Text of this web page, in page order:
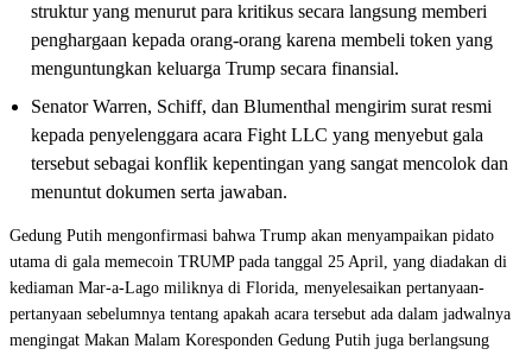
struktur yang menurut para kritikus secara langsung memberi
penghargaan kepada orang-orang karena membeli token yang
menguntungkan keluarga Trump secara finansial.
Senator Warren, Schiff, dan Blumenthal mengirim surat resmi
kepada penyelenggara acara Fight LLC yang menyebut gala
tersebut sebagai konflik kepentingan yang sangat mencolok dan
menuntut dokumen serta jawaban.
Gedung Putih mengonfirmasi bahwa Trump akan menyampaikan pidato
utama di gala memecoin TRUMP pada tanggal 25 April, yang diadakan di
kediaman Mar-a-Lago miliknya di Florida, menyelesaikan pertanyaan-
pertanyaan sebelumnya tentang apakah acara tersebut ada dalam jadwalnya
mengingat Makan Malam Koresponden Gedung Putih juga berlangsung